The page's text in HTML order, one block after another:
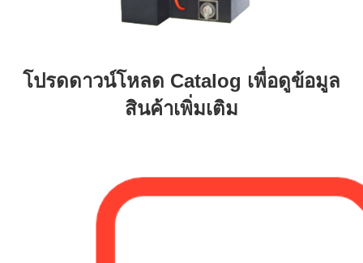
โปรดดาวน์โหลด Catalog เพื่อดูข้อมูล
สินค้าเพิ่มเติม